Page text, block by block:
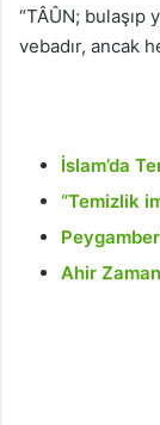
“TÂÛN; bulaşıp
vebadır, ancak
İslam’da
“Temizlik
Ahir